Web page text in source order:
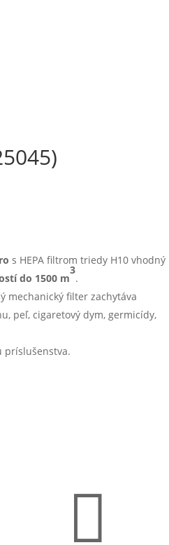
s HEPA filtrom triedy H10 vhodný
do 1500 m
3
.
mechanický filter zachytáva
peľ, cigaretový dym, germicídy,
príslušenstva.
